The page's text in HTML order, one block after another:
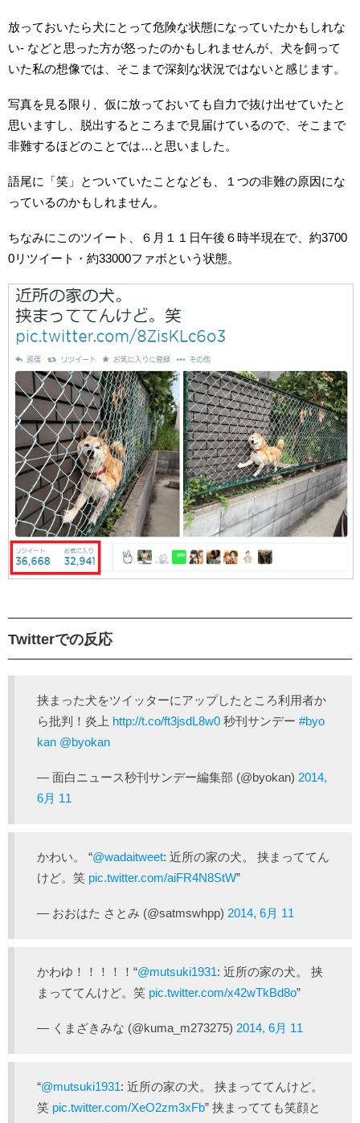
放っておいたら犬にとって危険な状態になっていたかもしれな
い- などと思った方が怒ったのかもしれませんが、犬を飼って
いた私の想像では、そこまで深刻な状況ではないと感じます。
写真を見る限り、仮に放っておいても自力で抜け出せていたと
思いますし、脱出するところまで見届けているので、そこまで
非難するほどのことでは…と思いました。
語尾に「笑」とついていたことなども、１つの非難の原因にな
っているのかもしれません。
ちなみにこのツイート、６月１１日午後６時半現在で、約3700
0リツイート・約33000ファボという状態。
Twitterでの反応
挟まった犬をツイッターにアップしたところ利用者か
ら批判！炎上 http://t.co/ft3jsdL8w0 秒刊サンデー #byo
kan @byokan
— 面白ニュース秒刊サンデー編集部 (@byokan) 2014,
6月 11
かわい。 “@wadaitweet: 近所の家の犬。 挟まっててん
けど。笑 pic.twitter.com/aiFR4N8StW”
— おおはた さとみ (@satmswhpp) 2014, 6月 11
かわゆ！！！！！“@mutsuki1931: 近所の家の犬。 挟
まっててんけど。笑 pic.twitter.com/x42wTkBd8o”
— くまざきみな (@kuma_m273275) 2014, 6月 11
“@mutsuki1931: 近所の家の犬。 挟まっててんけど。
笑 pic.twitter.com/XeO2zm3xFb” 挟まってても笑顔と